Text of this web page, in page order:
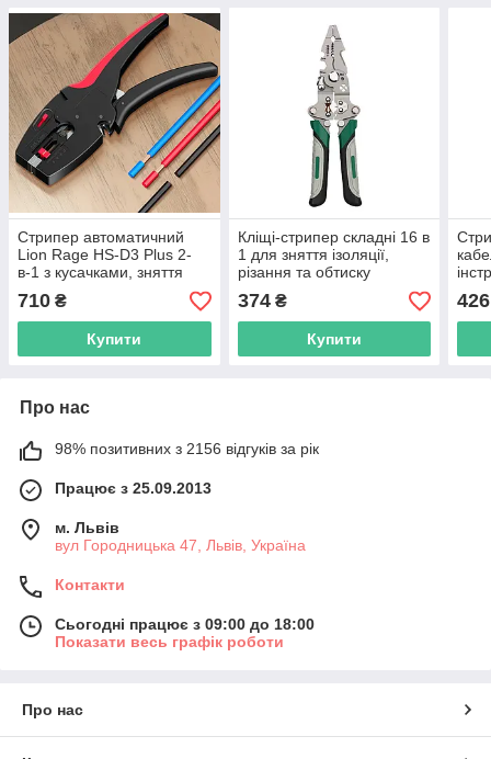
Стрипер автоматичний
Lion Rage HS-D3 Plus 2-
в-1 з кусачками, зняття
ізоляції 0.03–10 мм² (32–7
AWG)
710 ₴
Купити
Кліщі-стрипер складні 16 в
1 для зняття ізоляції,
різання та обтиску
проводів,
багатофункціональна
шкала
374₴
Купити
426
Про нас
98% позитивних з 2156 відгуків за рік
Працює з 25.09.2013
м. Львів
вул Городницька 47, Львів, Україна
Контакти
Сьогодні працює з 09:00 до 18:00
Показати весь графік роботи
Про нас